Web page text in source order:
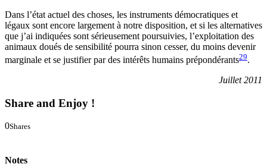
Dans l’état actuel des choses, les instruments démocratiques et
légaux sont encore largement à notre disposition, et si les alternatives
que j’ai indiquées sont sérieusement poursuivies, l’exploitation des
animaux doués de sensibilité pourra sinon cesser, du moins devenir
marginale et se justifier par des intérêts humains prépondérants29.
Juillet 2011
Share and Enjoy !
0Shares
Notes